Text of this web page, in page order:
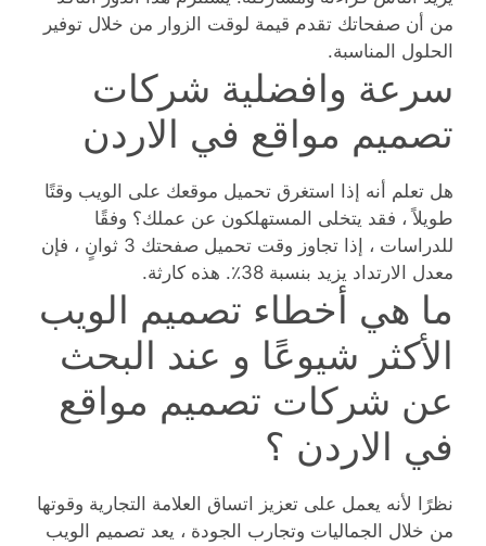
من أن صفحاتك تقدم قيمة لوقت الزوار من خلال توفير
الحلول المناسبة.
سرعة وافضلية شركات
تصميم مواقع في الاردن
هل تعلم أنه إذا استغرق تحميل موقعك على الويب وقتًا
طويلاً ، فقد يتخلى المستهلكون عن عملك؟ وفقًا
للدراسات ، إذا تجاوز وقت تحميل صفحتك 3 ثوانٍ ، فإن
معدل الارتداد يزيد بنسبة 38٪. هذه كارثة.
ما هي أخطاء تصميم الويب
الأكثر شيوعًا و عند البحث
عن شركات تصميم مواقع
في الاردن ؟
نظرًا لأنه يعمل على تعزيز اتساق العلامة التجارية وقوتها
من خلال الجماليات وتجارب الجودة ، يعد تصميم الويب